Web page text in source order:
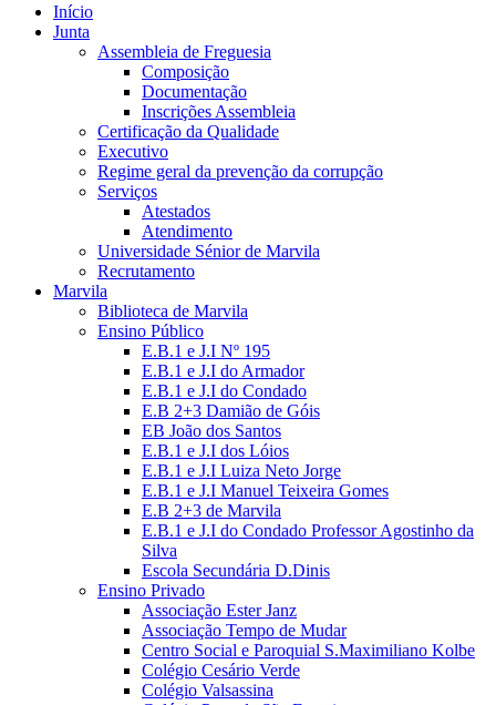
Início
Junta
Assembleia de Freguesia
Composição
Documentação
Inscrições Assembleia
Certificação da Qualidade
Executivo
Regime geral da prevenção da corrupção
Serviços
Atestados
Atendimento
Universidade Sénior de Marvila
Recrutamento
Marvila
Biblioteca de Marvila
Ensino Público
E.B.1 e J.I Nº 195
E.B.1 e J.I do Armador
E.B.1 e J.I do Condado
E.B 2+3 Damião de Góis
EB João dos Santos
E.B.1 e J.I dos Lóios
E.B.1 e J.I Luiza Neto Jorge
E.B.1 e J.I Manuel Teixeira Gomes
E.B 2+3 de Marvila
E.B.1 e J.I do Condado Professor Agostinho da
Silva
Escola Secundária D.Dinis
Ensino Privado
Associação Ester Janz
Associação Tempo de Mudar
Centro Social e Paroquial S.Maximiliano Kolbe
Colégio Cesário Verde
Colégio Valsassina